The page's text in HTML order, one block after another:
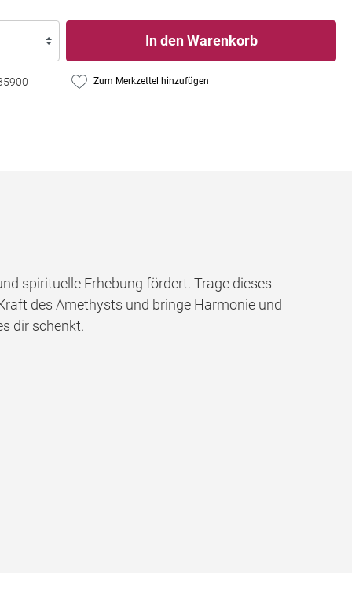
In den Warenkorb
Zum Merkzettel hinzufügen
spirituelle Erhebung fördert. Trage dieses
des Amethysts und bringe Harmonie und
dir schenkt.